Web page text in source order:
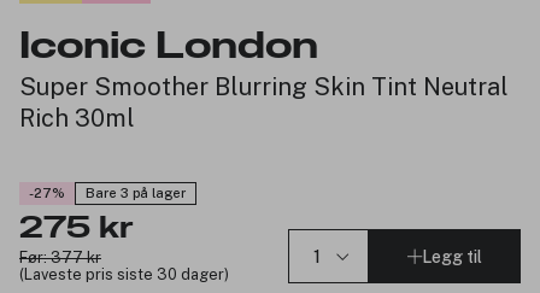
Iconic London
Super Smoother Blurring Skin Tint Neutral
Rich 30ml
-27% Bare 3 på lager
275 kr
Før: 377 kr
(Laveste pris siste 30 dager)
Legg til